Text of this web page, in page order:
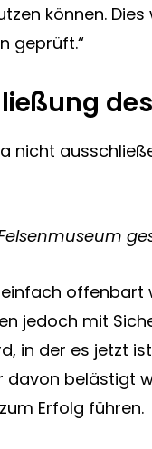
können.
geprüft.“
nicht
jedoch mit
in der es jetzt
belästigt
Erfolg führen.